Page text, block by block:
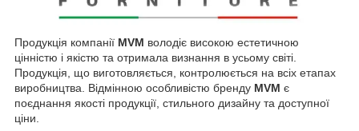
Продукція компанії MVM володіє високою естетичною
цінністю і якістю та отримала визнання в усьому світі.
Продукція, що виготовляється, контролюється на всіх етапах
виробництва. Відмінною особливістю бренду MVM є
поєднання якості продукції, стильного дизайну та доступної
ціни.